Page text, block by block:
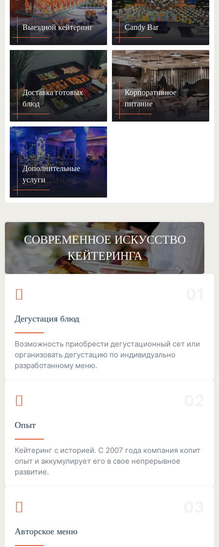
Выездной кейтеринг Candy Bar
Доставка готовых
блюд
Корпоративное
питание
Дополнительные
услуги
Дегустация блюд
Возможность приобрести дегустационный сет или
организовать дегустацию по индивидуально
разработанному меню.
СОВРЕМЕННОЕ ИСКУССТВО
КЕЙТЕРИНГА
Опыт
Кейтеринг с историей. С 2007 года компания копит
опыт и аккумулирует его в свое непрерывное
развитие.
Авторское меню